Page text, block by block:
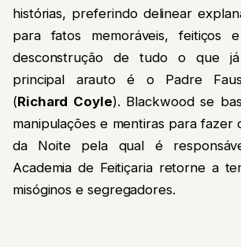
histórias, preferindo delinear
para fatos memoráveis, feitiços
desconstrução de tudo o que
principal arauto é o Padre
(Richard Coyle). Blackwood se
manipulações e mentiras para fazer
da Noite pela qual é
Academia de Feitiçaria retorne a
misóginos e segregadores.